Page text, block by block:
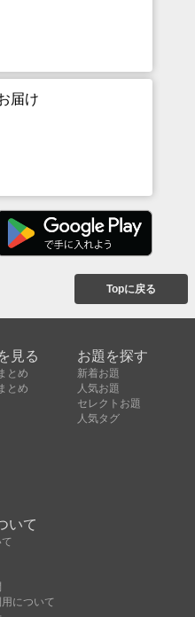
届け
Topに戻る
見る
とめ
とめ
お題を探す
新着お題
人気お題
セレクトお題
人気タグ
いて
について